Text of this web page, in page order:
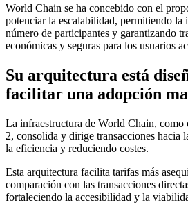
World Chain se ha concebido con el
potenciar la escalabilidad, permitiendo la
número de participantes y garantizando
económicas y seguras para los usuarios
Su arquitectura está
facilitar una adopción
La infraestructura de World Chain, como
2, consolida y dirige transacciones hacia
la eficiencia y reduciendo costes.
Esta arquitectura facilita tarifas más
comparación con las transacciones
fortaleciendo la accesibilidad y la